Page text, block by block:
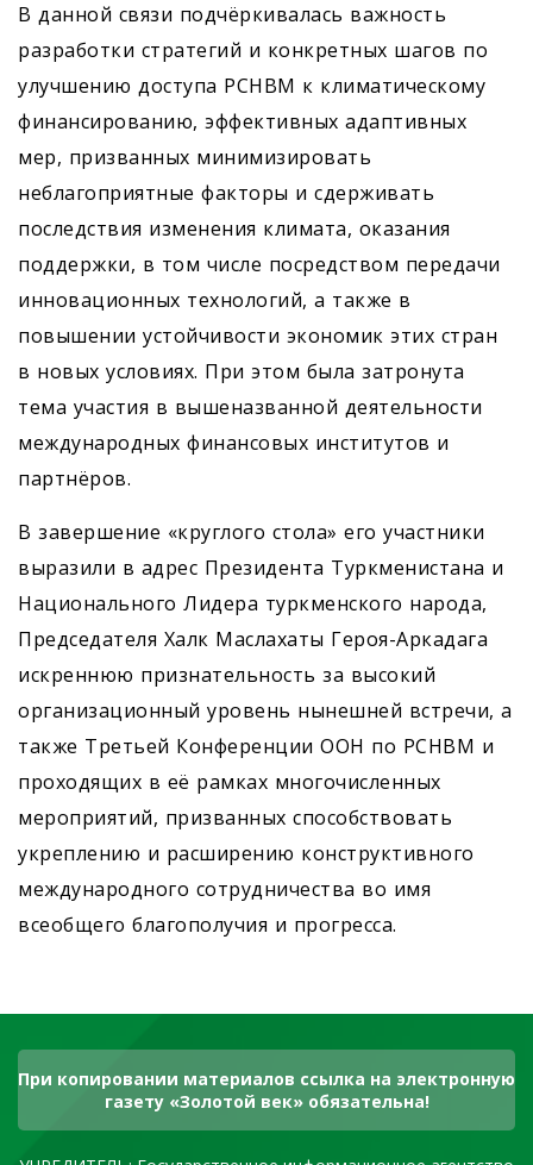
В данной связи подчёркивалась важность
разработки стратегий и конкретных шагов по
улучшению доступа РСНВМ к климатическому
финансированию, эффективных адаптивных
мер, призванных минимизировать
неблагоприятные факторы и сдерживать
последствия изменения климата, оказания
поддержки, в том числе посредством передачи
инновационных технологий, а также в
повышении устойчивости экономик этих стран
в новых условиях. При этом была затронута
тема участия в вышеназванной деятельности
международных финансовых институтов и
партнёров.
В завершение «круглого стола» его участники
выразили в адрес Президента Туркменистана и
Национального Лидера туркменского народа,
Председателя Халк Маслахаты Героя-Аркадага
искреннюю признательность за высокий
организационный уровень нынешней встречи, а
также Третьей Конференции ООН по РСНВМ и
проходящих в её рамках многочисленных
мероприятий, призванных способствовать
укреплению и расширению конструктивного
международного сотрудничества во имя
всеобщего благополучия и прогресса.
При копировании материалов ссылка на электронную
газету «Золотой век» обязательна!